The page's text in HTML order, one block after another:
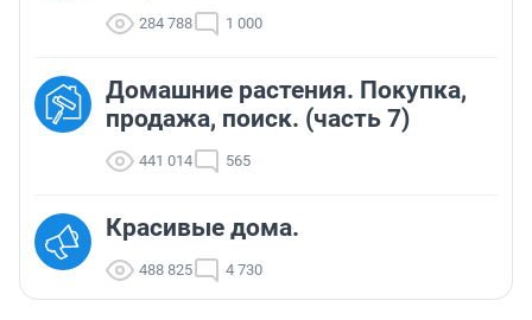
284 788 1 000
Домашние растения. Покупка,
продажа, поиск. (часть 7)
441 014 565
Красивые дома.
488 825 4 730